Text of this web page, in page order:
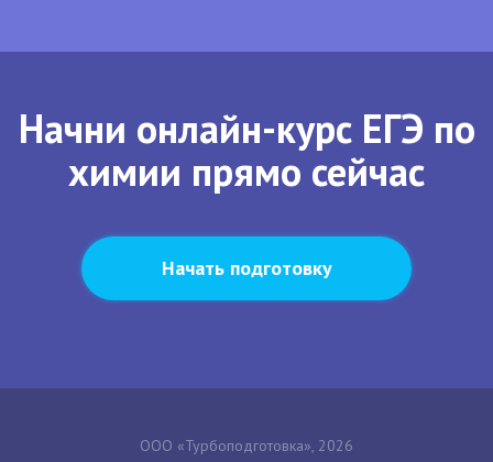
Начни онлайн-курс ЕГЭ по
химии прямо сейчас
Начать подготовку
ООО «Турбоподготовка», 2026